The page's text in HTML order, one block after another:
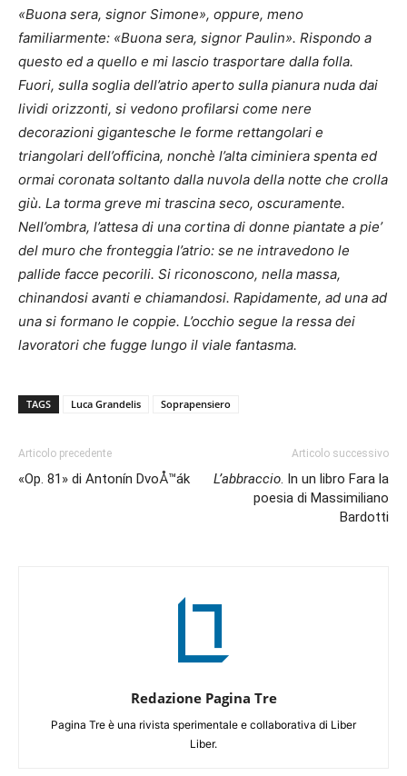
«Buona sera, signor Simone», oppure, meno
familiarmente: «Buona sera, signor Paulin». Rispondo a
questo ed a quello e mi lascio trasportare dalla folla.
Fuori, sulla soglia dell’atrio aperto sulla pianura nuda dai
lividi orizzonti, si vedono profilarsi come nere
decorazioni gigantesche le forme rettangolari e
triangolari dell’officina, nonchè l’alta ciminiera spenta ed
ormai coronata soltanto dalla nuvola della notte che crolla
giù. La torma greve mi trascina seco, oscuramente.
Nell’ombra, l’attesa di una cortina di donne piantate a pie’
del muro che fronteggia l’atrio: se ne intravedono le
pallide facce pecorili. Si riconoscono, nella massa,
chinandosi avanti e chiamandosi. Rapidamente, ad una ad
una si formano le coppie. L’occhio segue la ressa dei
lavoratori che fugge lungo il viale fantasma.
TAGS Luca Grandelis Soprapensiero
Articolo precedente
«Op. 81» di Antonín DvoÅ™ák
Articolo successivo
L’abbraccio. In un libro Fara la
poesia di Massimiliano
Bardotti
Redazione Pagina Tre
Pagina Tre è una rivista sperimentale e collaborativa di Liber
Liber.